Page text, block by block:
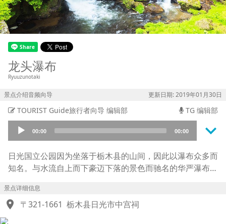
龙头瀑布
Ryuuzunotaki
景点介绍音频向导 更新日期: 2019年01月30日
TOURIST Guide旅行者向导 编辑部 TG 编辑部
Audio
Player
00:00 00:00 keyboard_arrow_down
日光国立公园因为坐落于栃木县的山间，因此以瀑布众多而
知名。与水流自上而下豪迈下落的景色而驰名的华严瀑布形
头瀑布。全长210米的龙头瀑布，上下落差有70米，陡峭的
斜面上溪水顺势而下，而又仿佛想要阻止水流落下一般，在
景点详细信息
location_on 〒321-1661 栃木县日光市中宫祠